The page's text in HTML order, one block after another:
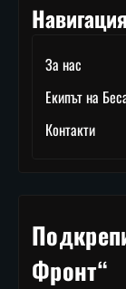
За нас
Екипът на
Контакти
Фронт“